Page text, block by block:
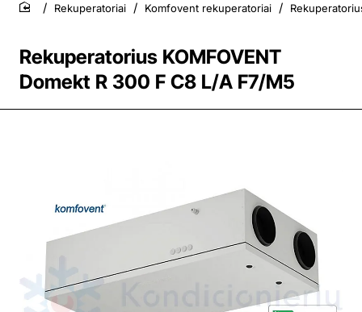
Rekuperatorius KOMFOVENT
Domekt R 300 F C8 L/A F7/M5
home
Rekuperatoriai Komfovent rekuperatoriai